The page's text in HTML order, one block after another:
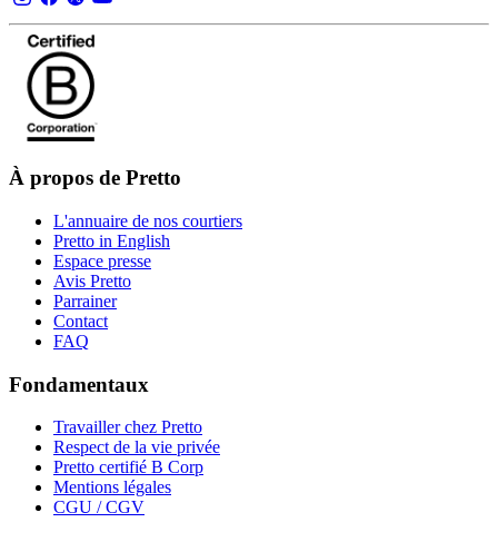
À propos de Pretto
L'annuaire de nos courtiers
Pretto in English
Espace presse
Avis Pretto
Parrainer
Contact
FAQ
Fondamentaux
Travailler chez Pretto
Respect de la vie privée
Pretto certifié B Corp
Mentions légales
CGU / CGV